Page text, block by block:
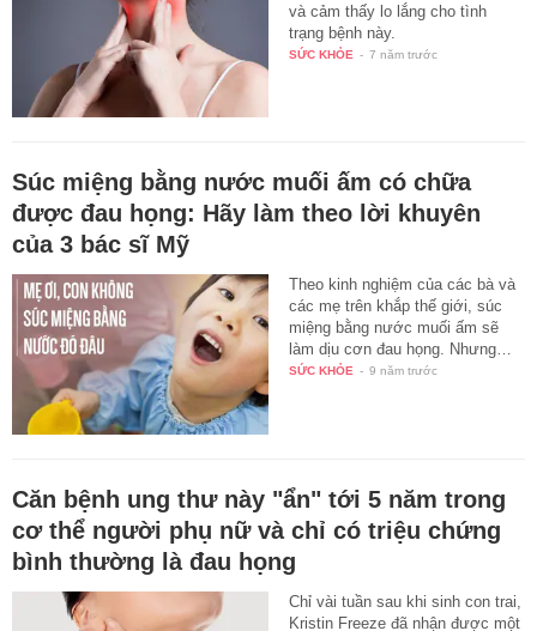
và cảm thấy lo lắng cho tình
trạng bệnh này.
SỨC KHỎE - 7 năm trước
Súc miệng bằng nước muối ấm có chữa
được đau họng: Hãy làm theo lời khuyên
của 3 bác sĩ Mỹ
Theo kinh nghiệm của các bà và
các mẹ trên khắp thế giới, súc
miệng bằng nước muối ấm sẽ
làm dịu cơn đau họng. Nhưng…
SỨC KHỎE - 9 năm trước
Căn bệnh ung thư này "ẩn" tới 5 năm trong
cơ thể người phụ nữ và chỉ có triệu chứng
bình thường là đau họng
Chỉ vài tuần sau khi sinh con trai,
Kristin Freeze đã nhận được một